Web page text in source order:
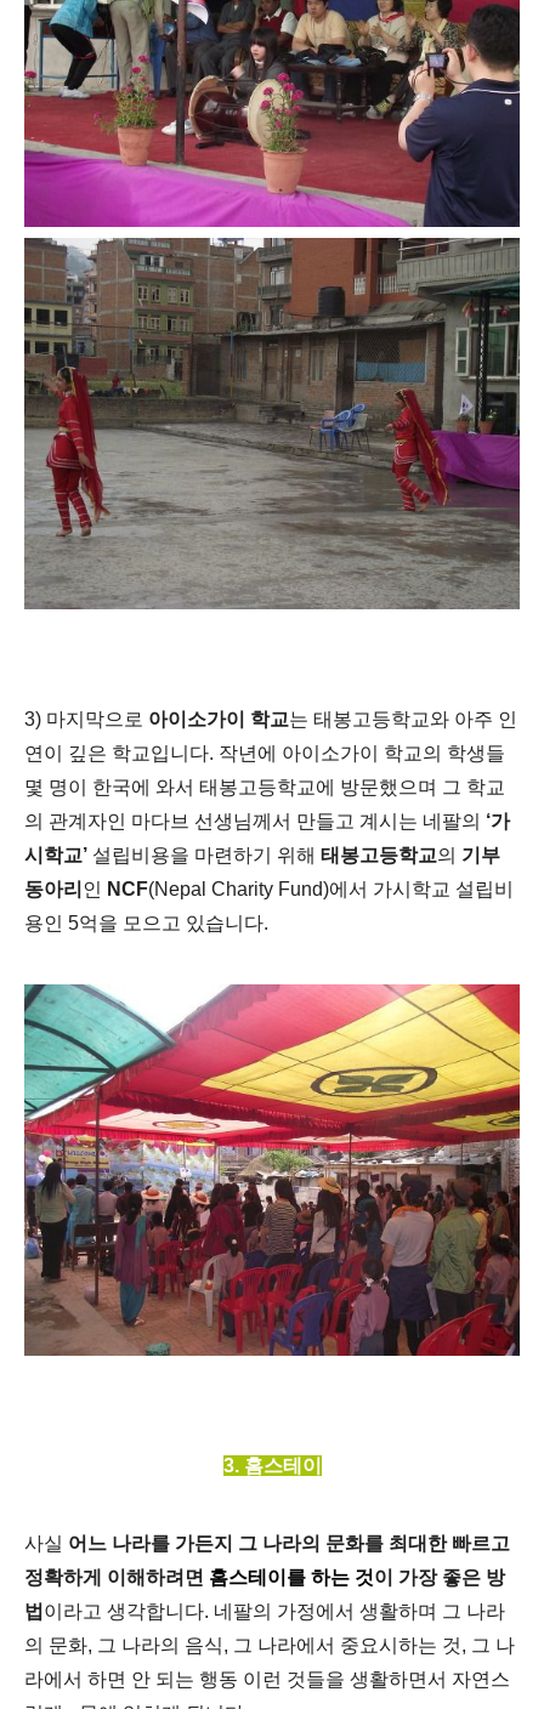
3) 마지막으로 아이소가이 학교는 태봉고등학교와 아주 인
연이 깊은 학교입니다. 작년에 아이소가이 학교의 학생들
몇 명이 한국에 와서 태봉고등학교에 방문했으며 그 학교
의 관계자인 마다브 선생님께서 만들고 계시는 네팔의 ‘가
시학교’ 설립비용을 마련하기 위해 태봉고등학교의 기부
동아리 인 NCF(Nepal Charity Fund)에서 가시학교 설립비
용인 5억을 모으고 있습니다.
3. 홈스테이
사실 어느 나라를 가든지 그 나라의 문화를 최대한 빠르고
정확하게 이해하려면 홈스테이 를 하는 것이 가장 좋은 방
법 이라고 생각합니다. 네팔의 가정에서 생활하며 그 나라
의 문화, 그 나라의 음식, 그 나라에서 중요시하는 것, 그 나
라에서 하면 안 되는 행동 이런 것들을 생활하면서 자연스